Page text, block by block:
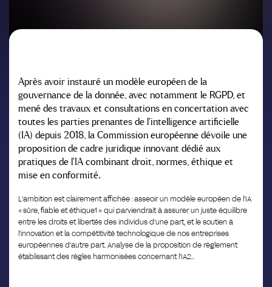
Après avoir instauré un modèle européen de la
gouvernance de la donnée, avec notamment le RGPD, et
mené des travaux et consultations en concertation avec
toutes les parties prenantes de l’intelligence artificielle
(IA) depuis 2018, la Commission européenne dévoile une
proposition de cadre juridique innovant dédié aux
pratiques de l’IA combinant droit, normes, éthique et
mise en conformité.
L’ambition est clairement affichée : asseoir un modèle européen de l’IA
« sûre, fiable et éthique1 » qui parviendrait à assurer un juste équilibre
entre les droits et libertés des individus d’une part, et le soutien à
l’innovation et la compétitivité technologique de nos entreprises
européennes d’autre part. Analyse de la proposition de règlement
établissant des règles harmonisées concernant l’IA2…